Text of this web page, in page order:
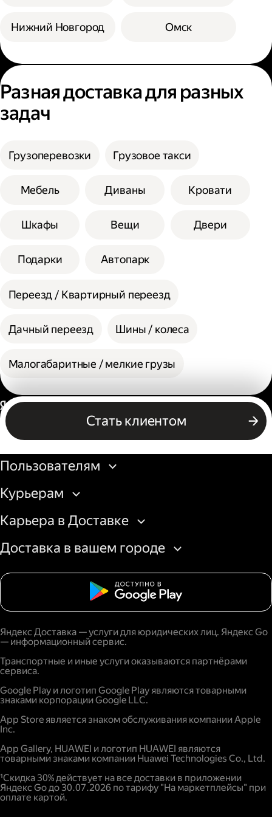
Нижний Новгород Омск
Разная доставка для разных
задач
Грузоперевозки Грузовое такси
Мебель Диваны Кровати
Шкафы Вещи Двери
Подарки Автопарк
Переезд / Квартирный переезд
Дачный переезд Шины / колеса
Малогабаритные / мелкие грузы
Стать клиентом
Россия
Бизнесу
Пользователям
Курьерам
Карьера в Доставке
Доставка в вашем городе
Яндекс Доставка — услуги для юридических лиц. Яндекс Go
— информационный сервис.
Транспортные и иные услуги оказываются партнёрами
сервиса.
Google Play и логотип Google Play являются товарными
знаками корпорации Google LLC.
App Store является знаком обслуживания компании Apple
Inc.
App Gallery, HUAWEI и логотип HUAWEI являются
товарными знаками компании Huawei Technologies Co., Ltd.
¹Скидка 30% действует на все доставки в приложении
Яндекс Go до 30.07.2026 по тарифу "На маркетплейсы" при
оплате картой.